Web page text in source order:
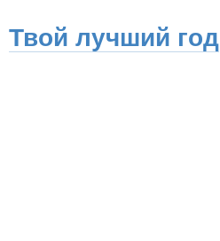
Твой лучший год